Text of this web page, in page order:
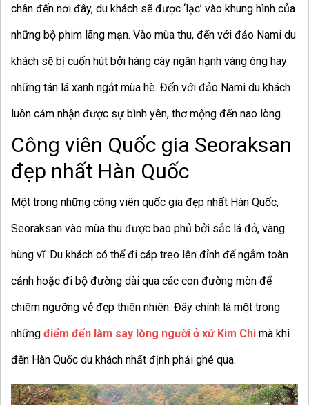
chân đến nơi đây, du khách sẽ được ‘lạc’ vào khung hình của
những bộ phim lãng mạn. Vào mùa thu, đến với đảo Nami du
khách sẽ bị cuốn hút bởi hàng cây ngân hạnh vàng óng hay
những tán lá xanh ngắt mùa hè. Đến với đảo Nami du khách
luôn cảm nhận được sự bình yên, thơ mộng đến nao lòng.
Công viên Quốc gia Seoraksan
đẹp nhất Hàn Quốc
Một trong những công viên quốc gia đẹp nhất Hàn Quốc,
Seoraksan vào mùa thu được bao phủ bởi sắc lá đỏ, vàng
hùng vĩ. Du khách có thể đi cáp treo lên đỉnh để ngắm toàn
cảnh hoặc đi bộ đường dài qua các con đường mòn để
chiêm ngưỡng vẻ đẹp thiên nhiên. Đây chính là một trong
những điểm đến làm say lòng người ở xứ Kim Chi mà khi
đến Hàn Quốc du khách nhất định phải ghé qua.